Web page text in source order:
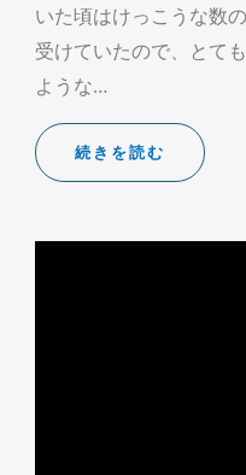
いた頃はけっこうな数
受けていたので、とて
ような…
続きを読む